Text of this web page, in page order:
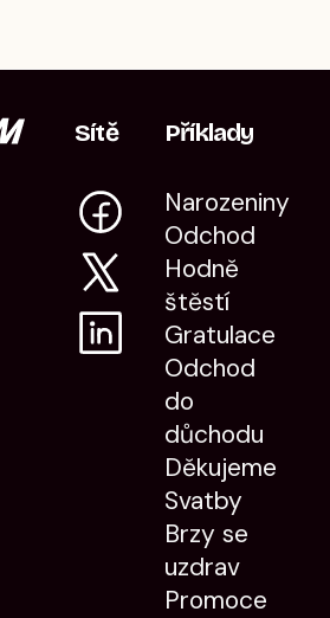
Sítě Příklady
Narozeniny
Odchod
Hodně
štěstí
Gratulace
Odchod
do
důchodu
Děkujeme
Svatby
Brzy se
uzdrav
Promoce